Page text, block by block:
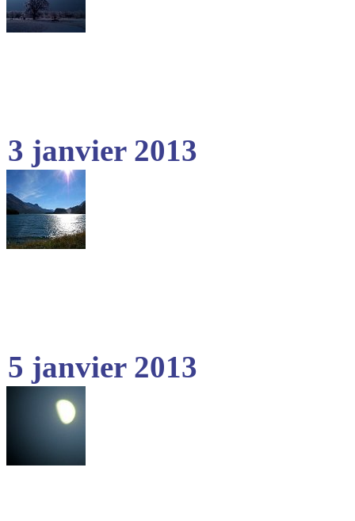
3 janvier 2013
5 janvier 2013